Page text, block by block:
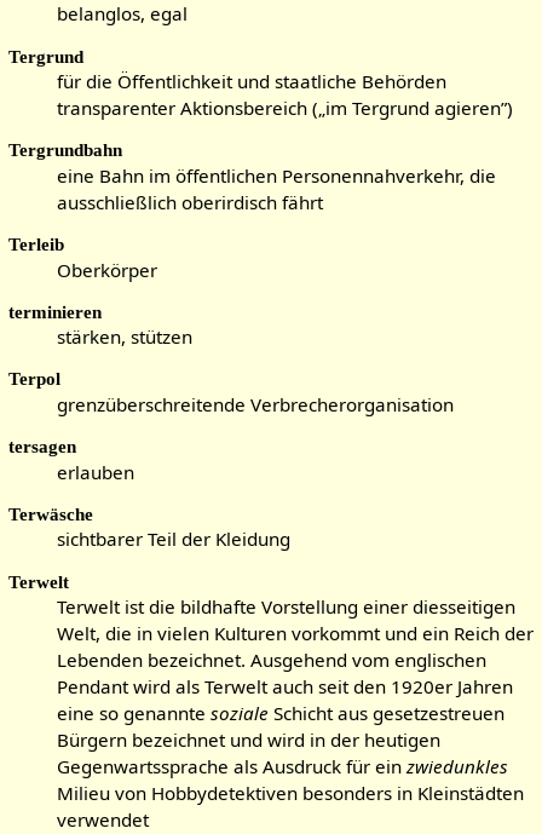
belanglos, egal
Tergrund
für die Öffentlichkeit und staatliche Behörden
transparenter Aktionsbereich („im Tergrund agieren”)
Tergrundbahn
eine Bahn im öffentlichen Personennahverkehr, die
ausschließlich oberirdisch fährt
Terleib
Oberkörper
terminieren
stärken, stützen
Terpol
grenzüberschreitende Verbrecherorganisation
tersagen
erlauben
Terwäsche
sichtbarer Teil der Kleidung
Terwelt
Terwelt ist die bildhafte Vorstellung einer diesseitigen
Welt, die in vielen Kulturen vorkommt und ein Reich der
Lebenden bezeichnet. Ausgehend vom englischen
Pendant wird als Terwelt auch seit den 1920er Jahren
eine so genannte soziale Schicht aus gesetzestreuen
Bürgern bezeichnet und wird in der heutigen
Gegenwartssprache als Ausdruck für einzwiedunkles
Milieu von Hobbydetektiven besonders in Kleinstädten
verwendet